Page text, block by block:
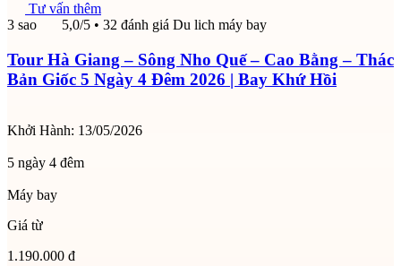
Tư vấn thêm
3 sao
5,0/5 • 32 đánh giá Du lich máy bay
Tour Hà Giang – Sông Nho Quế – Cao Bằng – Thác
Bản Giốc 5 Ngày 4 Đêm 2026 | Bay Khứ Hồi
Khởi Hành: 13/05/2026
5 ngày 4 đêm
Máy bay
Giá từ
1.190.000 đ